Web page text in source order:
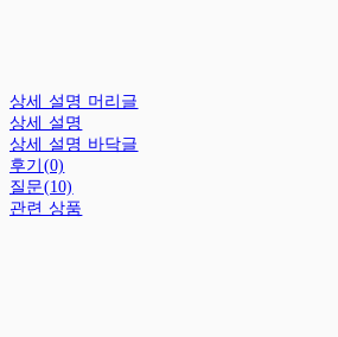
상세 설명 머리글
상세 설명
상세 설명 바닥글
후기(0)
질문(10)
관련 상품